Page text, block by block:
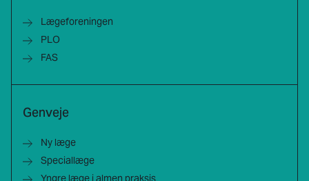
Lægeforeningen
PLO
FAS
Genveje
Ny læge
Speciallæge
Yngre læge i almen praksis